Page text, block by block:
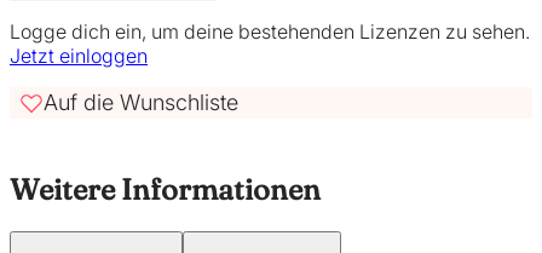
Logge dich ein, um deine bestehenden Lizenzen zu sehen.
Jetzt einloggen
Auf die Wunschliste
Weitere Informationen